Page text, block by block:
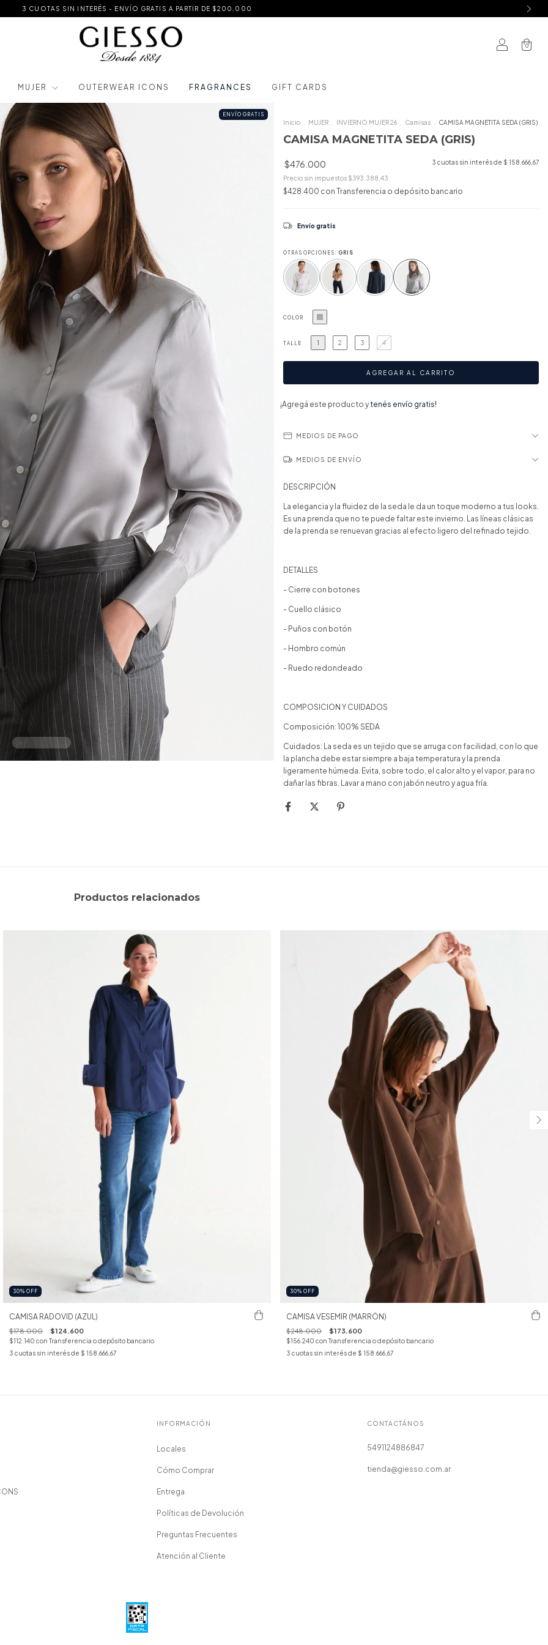
3 CUOTAS SIN INTERÉS - ENVÍO GRATIS A PARTIR DE $200.000
0
MUJER OUTERWEAR ICONS FRAGRANCES GIFT CARDS
ENVÍO GRATIS
Inicio MUJER INVIERNO MUJER 26 Camisas CAMISA MAGNETITA SEDA (GRIS)
CAMISA MAGNETITA SEDA (GRIS)
$476.000 3 cuotas sin interés de $ 158.666,67
Precio sin impuestos $393.388,43
$428.400 con Transferencia o depósito bancario
Envío gratis
OTRAS OPCIONES: GRIS
COLOR
TALLE 1 2 3 4
¡Agregá este producto ytenés envío gratis!
MEDIOS DE PAGO
MEDIOS DE ENVÍO
DESCRIPCIÓN
La elegancia y la fluidez de la seda le da un toque moderno a tus looks.
Es una prenda que no te puede faltar este invierno. Las líneas clásicas
de la prenda se renuevan gracias al efecto ligero del refinado tejido.
DETALLES
- Cierre con botones
- Cuello clásico
- Puños con botón
- Hombro común
- Ruedo redondeado
COMPOSICION Y CUIDADOS
Composición: 100% SEDA
Cuidados: La seda es un tejido que se arruga con facilidad, con lo que
la plancha debe estar siempre a baja temperatura y la prenda
ligeramente húmeda. Evita, sobre todo, el calor alto y el vapor, para no
dañar las fibras. Lavar a mano con jabón neutro y agua fría.
Productos relacionados
30% OFF
CAMISA RADOVID (AZUL)
$178.000 $124.600
$112.140 con Transferencia o depósito bancario
3 cuotas sin interés de $ 158.666,67
30% OFF
CAMISA VESEMIR (MARRÓN)
$248.000 $173.600
$156.240 con Transferencia o depósito bancario
3 cuotas sin interés de $ 158.666,67
INFORMACIÓN
Locales
Cómo Comprar
Entrega
Políticas de Devolución
Preguntas Frecuentes
Atención al Cliente
CONTACTÁNOS
5491124886847
tienda@giesso.com.ar